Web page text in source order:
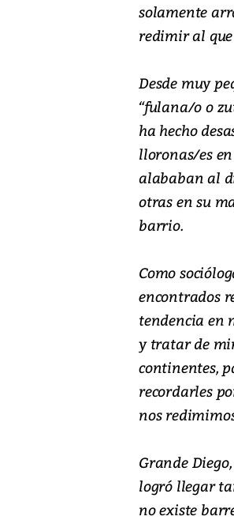
solamente
redimir al
Desde muy
“fulana/o o
ha hecho
lloronas/es
alababan al
otras en su
barrio.
Como
encontrados
tendencia en
y tratar de
continentes,
recordarles
nos
Grande
logró llegar
no existe